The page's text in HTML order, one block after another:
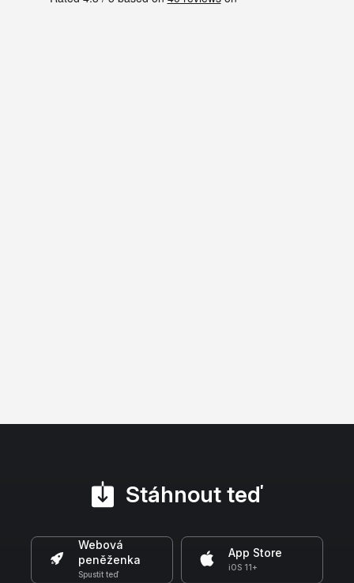
Stáhnout teď
Webová
peněženka
Spustit teď
App Store
iOS 11+